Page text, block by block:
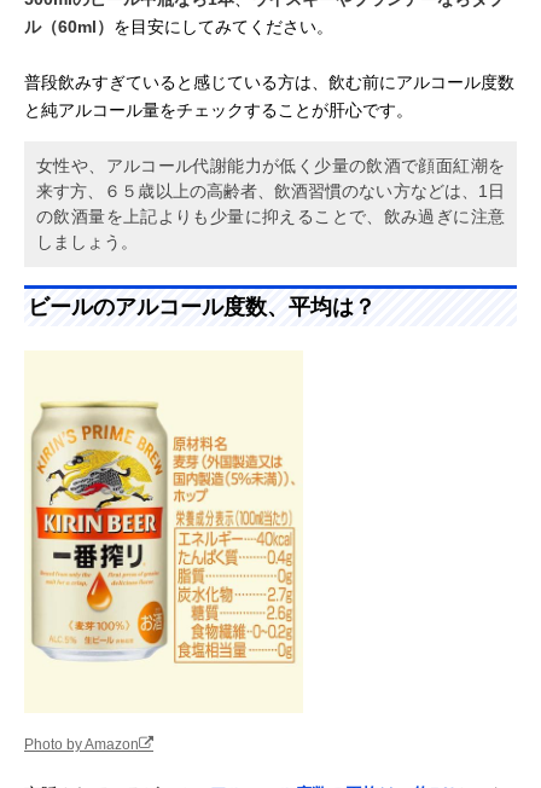
ル（60ml） を目安にしてみてください。
普段飲みすぎていると感じている方は、飲む前にアルコール度数
と純アルコール量をチェックすることが肝心です。
女性や、アルコール代謝能力が低く少量の飲酒で顔面紅潮を
来す方、６５歳以上の高齢者、飲酒習慣のない方などは、1日
の飲酒量を上記よりも少量に抑えることで、飲み過ぎに注意
しましょう。
ビールのアルコール度数、平均は？
Photo by Amazon